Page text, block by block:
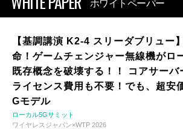
ホワイトペーパー
【基調講演 K2-4 スリーダブリュー
命！ゲームチェンジャー無線機がロ
既存概念を破壊する！！ コアサーバ
ライセンス費用も不要！でも、超
Gモデル
ローカル5Gサミット
ワイヤレスジャパン×WTP 2026